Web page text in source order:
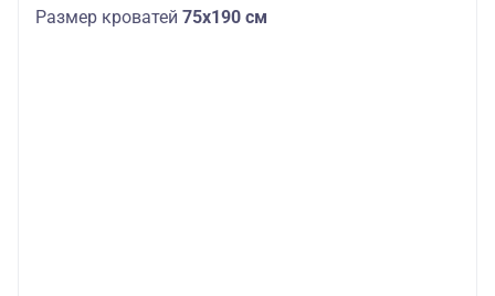
Размер кроватей 75х190 см